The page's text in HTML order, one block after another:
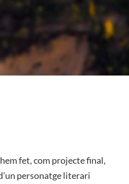
fet, com projecte final,
personatge literari